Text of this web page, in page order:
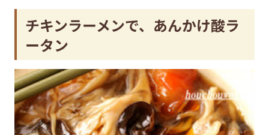
チキンラーメンで、あんかけ酸ラ
ータン